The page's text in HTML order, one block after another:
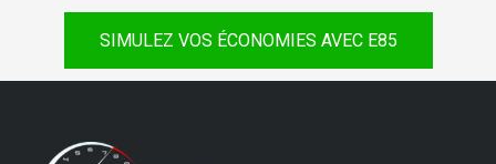
SIMULEZ VOS ÉCONOMIES AVEC E85